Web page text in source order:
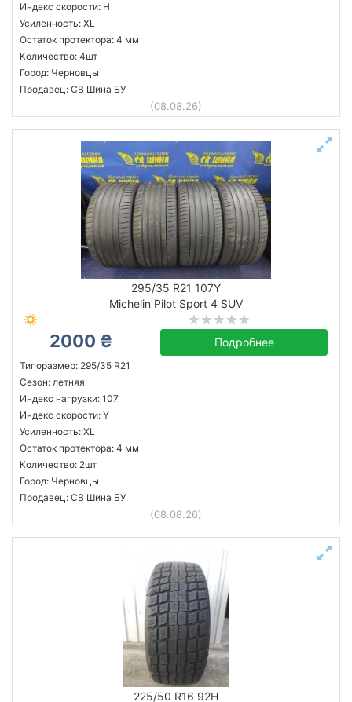
Индекс скорости: H
Усиленность: XL
Остаток протектора: 4 мм
Количество: 4шт
Город: Черновцы
Продавец: СВ Шина БУ
(08.08.26)
295/35 R21 107Y
Michelin Pilot Sport 4 SUV
2000 ₴ Подробнее
Типоразмер: 295/35 R21
Сезон: летняя
Индекс нагрузки: 107
Индекс скорости: Y
Усиленность: XL
Остаток протектора: 4 мм
Количество: 2шт
Город: Черновцы
Продавец: СВ Шина БУ
(08.08.26)
225/50 R16 92H